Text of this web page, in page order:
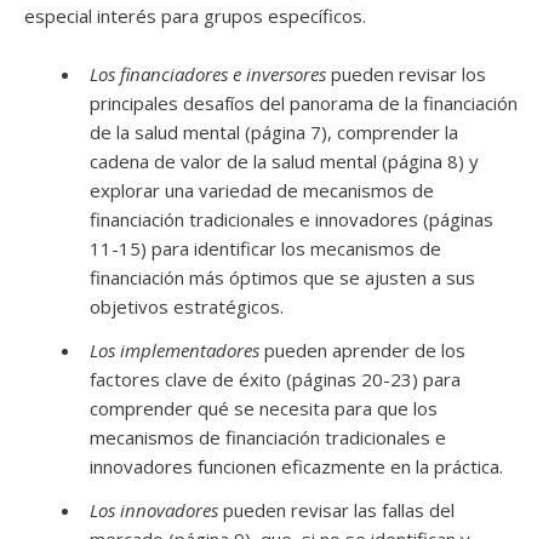
especial interés para grupos específicos.
Los financiadores e inversores pueden revisar los
principales desafíos del panorama de la financiación
de la salud mental (página 7), comprender la
cadena de valor de la salud mental (página 8) y
explorar una variedad de mecanismos de
financiación tradicionales e innovadores (páginas
11-15) para identificar los mecanismos de
financiación más óptimos que se ajusten a sus
objetivos estratégicos.
Los implementadores pueden aprender de los
factores clave de éxito (páginas 20-23) para
comprender qué se necesita para que los
mecanismos de financiación tradicionales e
innovadores funcionen eficazmente en la práctica.
Los innovadores pueden revisar las fallas del